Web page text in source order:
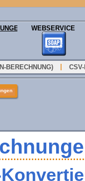
WEBSERVICE
BERECHNUNG)